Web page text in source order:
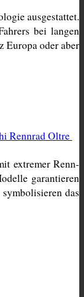
ausgestattet.
bei langen
Europa oder aber
Rennrad Oltre
extremer Renn-
garantieren
das